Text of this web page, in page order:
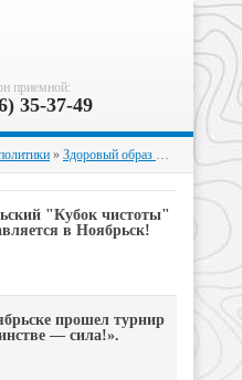
приемной:
35-37-49
» Здоровый образ жизни
"Кубок чистоты"
в Ноябрьск!
прошел турнир
— сила!».